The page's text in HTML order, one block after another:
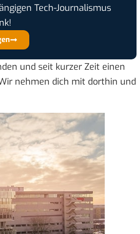
Tech-Journalismus
und seit kurzer Zeit einen
nehmen dich mit dorthin und